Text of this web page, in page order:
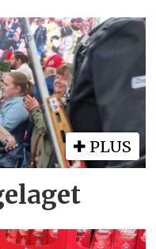
PLUS